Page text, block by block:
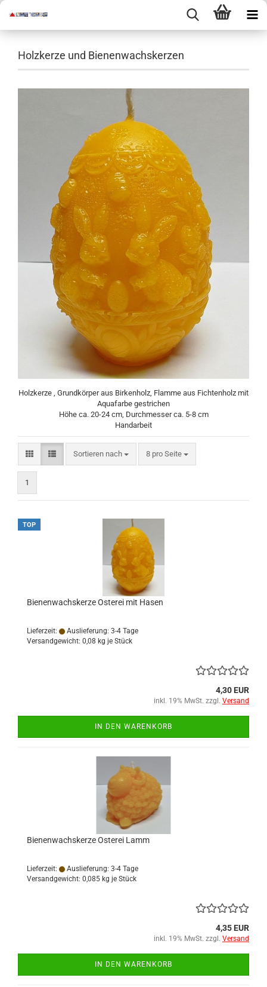
Holzkerze und Bienenwachskerzen
Holzkerze , Grundkörper aus Birkenholz, Flamme aus Fichtenholz mit
Aquafarbe gestrichen
Höhe ca. 20-24 cm, Durchmesser ca. 5-8 cm
Handarbeit
Sortieren nach
Sortieren nach 8 pro Seite
pro Seite
1
TOP
Bienenwachskerze Osterei mit Hasen
Lieferzeit:
Auslieferung: 3-4 Tage
Versandgewicht: 0,08 kg je Stück
4,30 EUR
inkl. 19% MwSt. zzgl. Versand
IN DEN WARENKORB
Bienenwachskerze Osterei Lamm
Lieferzeit:
Auslieferung: 3-4 Tage
Versandgewicht: 0,085 kg je Stück
4,35 EUR
inkl. 19% MwSt. zzgl. Versand
IN DEN WARENKORB